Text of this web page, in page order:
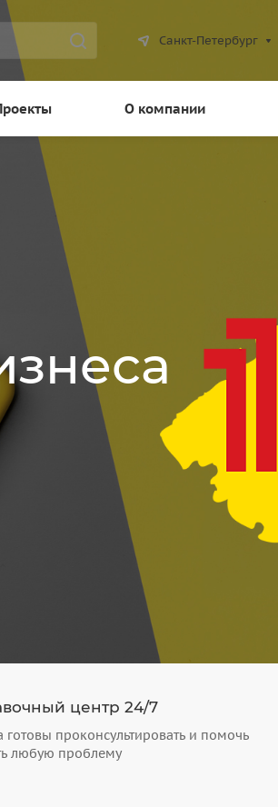
Санкт-Петербург
О компании
центр 24/7
готовы проконсультировать и помочь
любую проблему